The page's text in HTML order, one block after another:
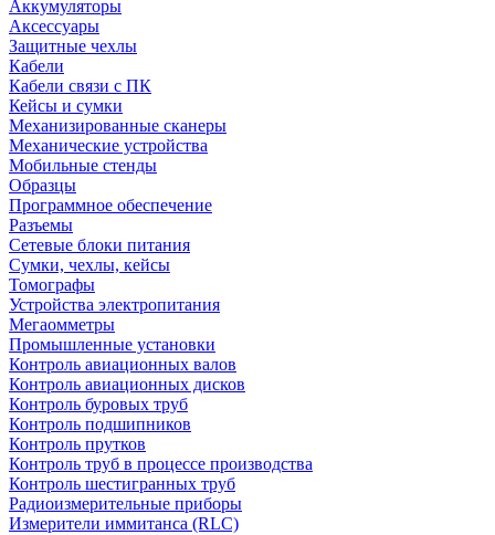
Аккумуляторы
Аксессуары
Защитные чехлы
Кабели
Кабели связи с ПК
Кейсы и сумки
Механизированные сканеры
Механические устройства
Мобильные стенды
Образцы
Программное обеспечение
Разъемы
Сетевые блоки питания
Сумки, чехлы, кейсы
Томографы
Устройства электропитания
Мегаомметры
Промышленные установки
Контроль авиационных валов
Контроль авиационных дисков
Контроль буровых труб
Контроль подшипников
Контроль прутков
Контроль труб в процессе производства
Контроль шестигранных труб
Радиоизмерительные приборы
Измерители иммитанса (RLC)